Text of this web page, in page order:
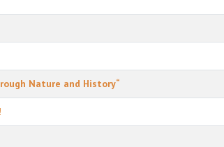
Nature and History“